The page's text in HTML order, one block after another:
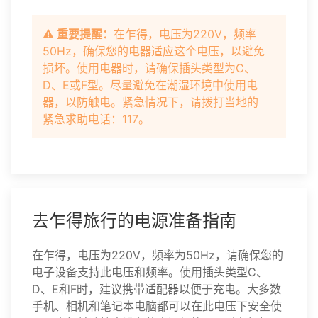
⚠️ 重要提醒： 在乍得，电压为220V，频率
50Hz，确保您的电器适应这个电压，以避免
损坏。使用电器时，请确保插头类型为C、
D、E或F型。尽量避免在潮湿环境中使用电
器，以防触电。紧急情况下，请拨打当地的
紧急求助电话：117。
去乍得旅行的电源准备指南
在乍得，电压为220V，频率为50Hz，请确保您的
电子设备支持此电压和频率。使用插头类型C、
D、E和F时，建议携带适配器以便于充电。大多数
手机、相机和笔记本电脑都可以在此电压下安全使